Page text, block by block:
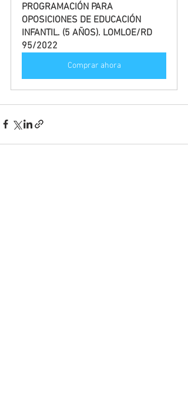
PROGRAMACIÓN PARA
OPOSICIONES DE EDUCACIÓN
INFANTIL. (5 AÑOS). LOMLOE/RD
95/2022
Comprar ahora